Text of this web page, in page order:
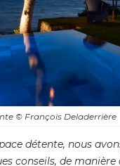
© François Deladerrière
détente, nous
conseils, de